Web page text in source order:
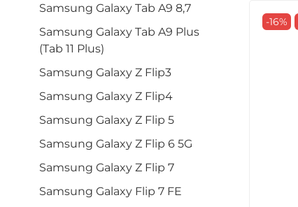
-16%
Samsung Galaxy Tab A9 8,7
Samsung Galaxy Tab A9 Plus
(Tab 11 Plus)
Samsung Galaxy Z Flip3
Samsung Galaxy Z Flip4
Samsung Galaxy Z Flip 5
Samsung Galaxy Z Flip 6 5G
Samsung Galaxy Z Flip 7
Samsung Galaxy Flip 7 FE